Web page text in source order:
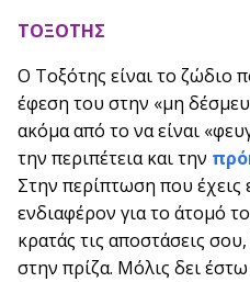
ΤΟΞΟΤΗΣ
Ο Τοξότης είναι το ζώδιο
έφεση του στην «μη
ακόμα από το να είναι
την περιπέτεια και την
Στην περίπτωση που έχεις
ενδιαφέρον για το άτομό
κρατάς τις αποστάσεις
στην πρίζα. Μόλις δει